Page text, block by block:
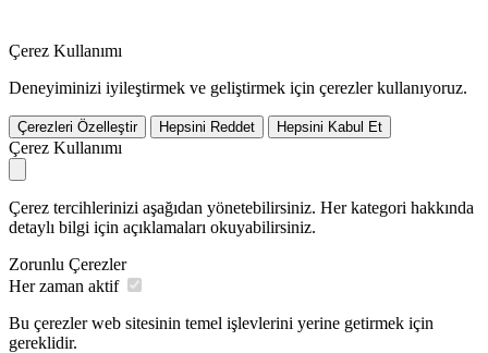
Çerez Kullanımı
Deneyiminizi iyileştirmek ve geliştirmek için çerezler kullanıyoruz.
Çerezleri Özelleştir Hepsini Reddet Hepsini Kabul Et
Çerez Kullanımı
Çerez tercihlerinizi aşağıdan yönetebilirsiniz. Her kategori hakkında
detaylı bilgi için açıklamaları okuyabilirsiniz.
Zorunlu Çerezler
Her zaman aktif
Bu çerezler web sitesinin temel işlevlerini yerine getirmek için
gereklidir.